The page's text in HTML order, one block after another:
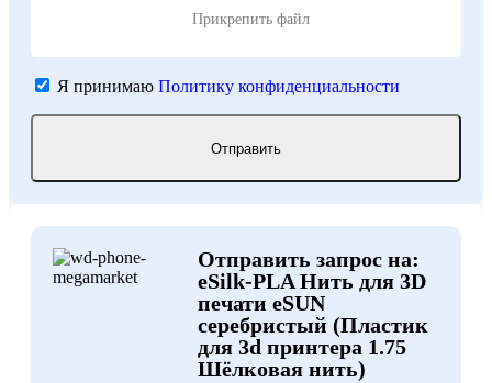
Прикрепить файл
Я принимаю Политику конфиденциальности
Отправить запрос на:
eSilk-PLA Нить для 3D
печати eSUN
серебристый (Пластик
для 3d принтера 1.75
Шёлковая нить)